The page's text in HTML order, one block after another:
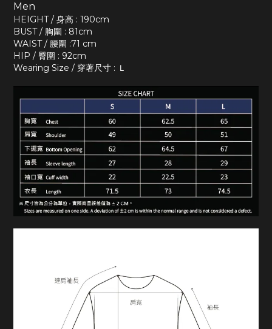
Men
HEIGHT / 身高 : 190cm
BUST / 胸圍 : 81cm
WAIST / 腰圍 :71 cm
HIP / 臀圍 : 92cm
Wearing Size / 穿著尺寸 : Ｌ